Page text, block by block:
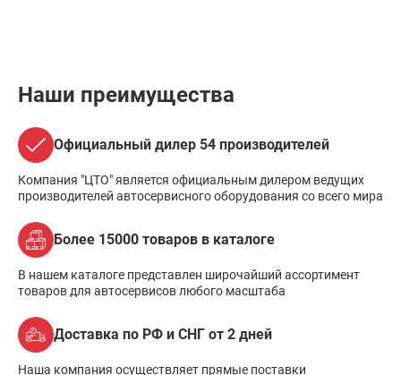
Наши преимущества
Официальный дилер 54 производителей
Компания "ЦТО" является официальным дилером ведущих
производителей автосервисного оборудования со всего мира
Более 15000 товаров в каталоге
В нашем каталоге представлен широчайший ассортимент
товаров для автосервисов любого масштаба
Доставка по РФ и СНГ от 2 дней
Наша компания осуществляет прямые поставки